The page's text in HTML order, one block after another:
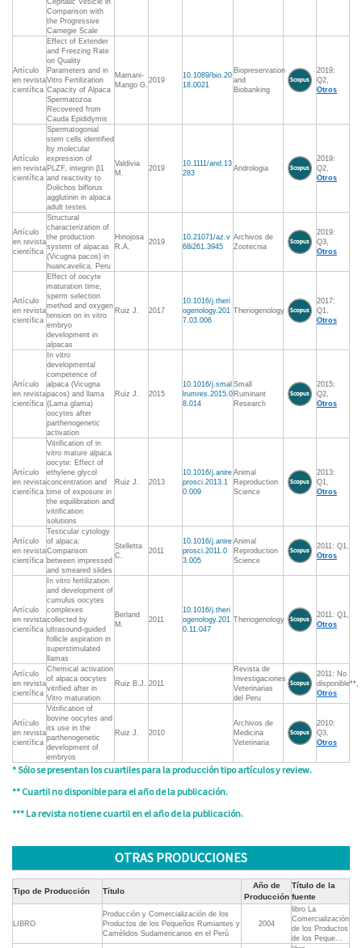
Cephalic Vesicle in
Comparison with
the Progressive
Carnegie Scale
Artículo
en revista
científica
Effect of Extender
and Freezing Rate
on Quality
Parameters and in
Vitro Fertilization
Capacity of Alpaca
Spermatozoa
Recovered from
Cauda Epididymis
Mamani-
Mango G.
2019
10.1089/bio.20
18.0021
Biopreservation
and
Biobanking
2019:
Q2,
Otros
Artículo
en revista
científica
Spermatogonial
stem cells identified
by molecular
expression of
PLZF, integrin β1
and reactivity to
Dolichos biflorus
agglutinin in alpaca
adult testes
Valdivia
M.
2019
10.1111/and.13
283
Andrologia
2019:
Q2,
Otros
Artículo
en revista
científica
Structural
characterization of
the production
system of alpacas
(Vicugna pacos) in
huancavelica, Peru
Hinojosa
R.A.
2019
10.21071/az.v
68i261.3945
Archivos de
Zootecnia
2019:
Q3,
Otros
Artículo
en revista
científica
Effect of oocyte
maturation time,
sperm selection
method and oxygen
tension on in vitro
embryo
development in
alpacas
Ruiz J. 2017
10.1016/j.theri
ogenology.201
7.03.006
Theriogenology
2017:
Q1,
Otros
Artículo
en revista
científica
In vitro
developmental
competence of
alpaca (Vicugna
pacos) and llama
(Lama glama)
oocytes after
parthenogenetic
activation
Ruiz J. 2015
10.1016/j.smal
lrumres.2015.0
8.014
Small
Ruminant
Research
2015:
Q2,
Otros
Artículo
en revista
científica
Vitrification of in
vitro mature alpaca
oocyte: Effect of
ethylene glycol
concentration and
time of exposure in
the equilibration and
vitrification
solutions
Ruiz J. 2013
10.1016/j.anire
prosci.2013.1
0.009
Animal
Reproduction
Science
2013:
Q1,
Otros
Artículo
en revista
científica
Testicular cytology
of alpaca:
Comparison
between impressed
and smeared slides
Stelletta
C.
2011
10.1016/j.anire
prosci.2011.0
3.005
Animal
Reproduction
Science
2011: Q1,
Otros
Artículo
en revista
científica
In vitro fertilization
and development of
cumulus oocytes
complexes
collected by
ultrasound-guided
follicle aspiration in
superstimulated
llamas
Berland
M.
2011
10.1016/j.theri
ogenology.201
0.11.047
Theriogenology
2011: Q1,
Otros
Artículo
en revista
científica
Chemical activation
of alpaca oocytes
vitrified after in
Vitro maturation
Ruiz B.J. 2011
Revista de
Investigaciones
Veterinarias
del Peru
2011: No
disponible**,
Otros
Artículo
en revista
científica
Vitrification of
bovine oocytes and
its use in the
parthenogenetic
development of
embryos
Ruiz J. 2010
Archivos de
Medicina
Veterinaria
2010:
Q3,
Otros
* Sólo se presentan los cuartiles para la producción tipo artículos y review.
** Cuartil no disponible para el año de la publicación.
*** La revista no tiene cuartil en el año de la publicación.
OTRAS PRODUCCIONES
Tipo de Producción Título
Año de
Producción
Título de la
fuente
LIBRO
Producción y Comercialización de los
Productos de los Pequeños Rumiantes y
Camélidos Sudamericanos en el Perú
2004
libro La
Comercialización
de los Productos
de los Peque...